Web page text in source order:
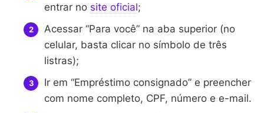
entrar no site oficial;
Acessar “Para você” na aba superior (no
celular, basta clicar no símbolo de três
listras);
Ir em “Empréstimo consignado” e preencher
com nome completo, CPF, número e e-mail.